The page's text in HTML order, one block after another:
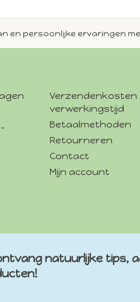
en persoonlijke ervaringen
Verzendenkosten
verwerkingstijd
Betaalmethoden
Retourneren
Contact
Mijn account
natuurlijke tips,